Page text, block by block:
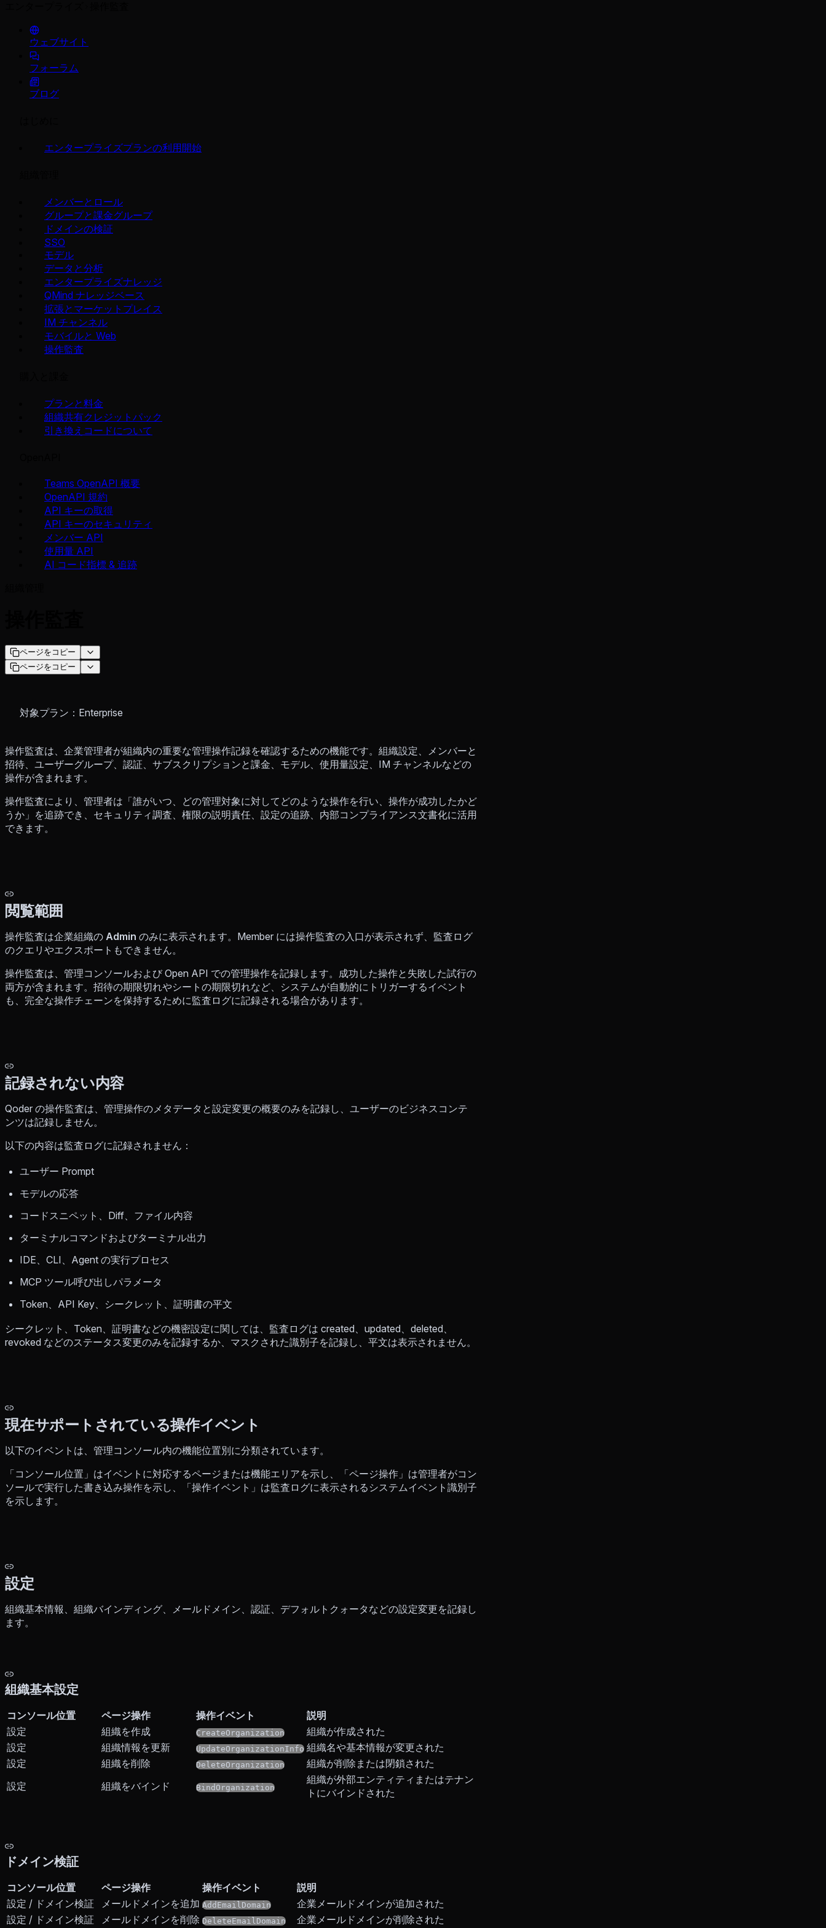
ウェブサイト
フォーラム
ブログ
エンタープライズプランの利用開始
メンバーとロール
グループと課金グループ
ドメインの検証
SSO
モデル
データと分析
エンタープライズナレッジ
QMind ナレッジベース
拡張とマーケットプレイス
IM チャンネル
モバイルと Web
操作監査
プランと料金
組織共有クレジットパック
引き換えコードについて
Teams OpenAPI 概要
OpenAPI 規約
API キーの取得
API キーのセキュリティ
メンバー API
使用量 API
AI コード指標 & 追跡
ページをコピー
ページをコピー
対象プラン：Enterprise
操作監査は、企業管理者が組織内の重要な管理操作記録を確認するための機能です。組織設定、メンバーと
招待、ユーザーグループ、認証、サブスクリプションと課金、モデル、使用量設定、IM チャンネルなどの
操作が含まれます。
操作監査により、管理者は「誰がいつ、どの管理対象に対してどのような操作を行い、操作が成功したかど
うか」を追跡でき、セキュリティ調査、権限の説明責任、設定の追跡、内部コンプライアンス文書化に活用
できます。
閲覧範囲
操作監査は企業組織の Admin のみに表示されます。Member には操作監査の入口が表示されず、監査ログ
のクエリやエクスポートもできません。
操作監査は、管理コンソールおよび Open API での管理操作を記録します。成功した操作と失敗した試行の
両方が含まれます。招待の期限切れやシートの期限切れなど、システムが自動的にトリガーするイベント
も、完全な操作チェーンを保持するために監査ログに記録される場合があります。
記録されない内容
Qoder の操作監査は、管理操作のメタデータと設定変更の概要のみを記録し、ユーザーのビジネスコンテ
ンツは記録しません。
以下の内容は監査ログに記録されません：
ユーザー Prompt
モデルの応答
コードスニペット、Diff、ファイル内容
ターミナルコマンドおよびターミナル出力
IDE、CLI、Agent の実行プロセス
MCP ツール呼び出しパラメータ
Token、API Key、シークレット、証明書の平文
シークレット、Token、証明書などの機密設定に関しては、監査ログは created、updated、deleted、
revoked などのステータス変更のみを記録するか、マスクされた識別子を記録し、平文は表示されません。
現在サポートされている操作イベント
以下のイベントは、管理コンソール内の機能位置別に分類されています。
「コンソール位置」はイベントに対応するページまたは機能エリアを示し、「ページ操作」は管理者がコン
ソールで実行した書き込み操作を示し、「操作イベント」は監査ログに表示されるシステムイベント識別子
を示します。
設定
組織基本情報、組織バインディング、メールドメイン、認証、デフォルトクォータなどの設定変更を記録し
ます。
組織基本設定
コンソール位置 ページ操作 操作イベント
説明
設定
組織を作成 CreateOrganization
組織が作成された
設定
組織情報を更新 UpdateOrganizationInfo 組織名や基本情報が変更された
設定
組織を削除 DeleteOrganization
組織が削除または閉鎖された
設定
組織をバインド BindOrganization
組織が外部エンティティまたはテナン
トにバインドされた
ドメイン検証
コンソール位置 ページ操作 操作イベント
説明
設定 / ドメイン検証
メールドメインを追加 AddEmailDomain
企業メールドメインが追加された
設定 / ドメイン検証
メールドメインを削除 DeleteEmailDomain 企業メールドメインが削除された